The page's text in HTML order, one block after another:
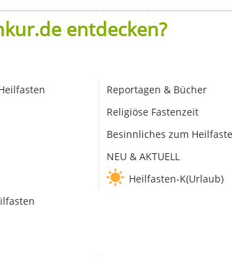
entdecken?
Reportagen & Bücher
Religiöse Fastenzeit
Besinnliches zum
NEU & AKTUELL
Heilfasten-K(Urlaub)